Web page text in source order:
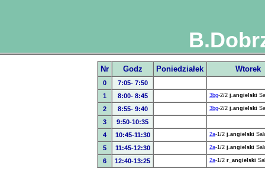
Nr Godz Poniedziałek Wtorek
0
7:05- 7:50
1
8:00- 8:45 3bg-2/2 j.angielski
2 8:55- 9:40 3bg-2/2 j.angielski
3
9:50-10:35
4
10:45-11:30 2a-1/2 j.angielski
5 11:45-12:30 2a-1/2 j.angielski
6 12:40-13:25 2a-1/2 r_angielski